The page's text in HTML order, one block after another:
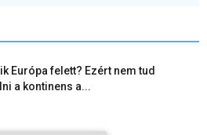
Európa felett? Ezért nem tud
a kontinens a...